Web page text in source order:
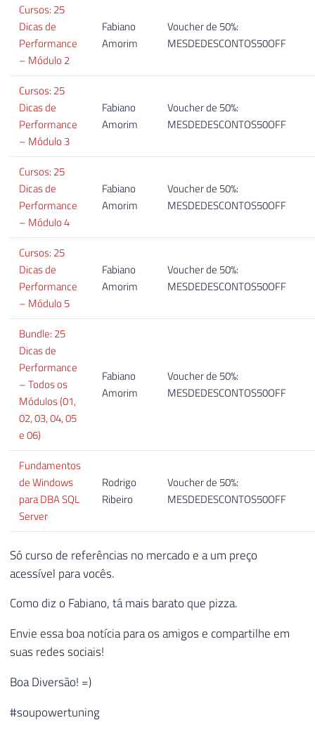
Cursos: 25
Dicas de
Performance
– Módulo 2
Fabiano
Amorim
Voucher de 50%:
MESDEDESCONTOS50OFF
Cursos: 25
Dicas de
Performance
– Módulo 3
Fabiano
Amorim
Voucher de 50%:
MESDEDESCONTOS50OFF
Cursos: 25
Dicas de
Performance
– Módulo 4
Fabiano
Amorim
Voucher de 50%:
MESDEDESCONTOS50OFF
Cursos: 25
Dicas de
Performance
– Módulo 5
Fabiano
Amorim
Voucher de 50%:
MESDEDESCONTOS50OFF
Bundle: 25
Dicas de
Performance
– Todos os
Módulos (01,
02, 03, 04, 05
e 06)
Fabiano
Amorim
Voucher de 50%:
MESDEDESCONTOS50OFF
Fundamentos
de Windows
para DBA SQL
Server
Rodrigo
Ribeiro
Voucher de 50%:
MESDEDESCONTOS50OFF
Só curso de referências no mercado e a um preço
acessível para vocês.
Como diz o Fabiano, tá mais barato que pizza.
Envie essa boa notícia para os amigos e compartilhe em
suas redes sociais!
Boa Diversão! =)
#soupowertuning